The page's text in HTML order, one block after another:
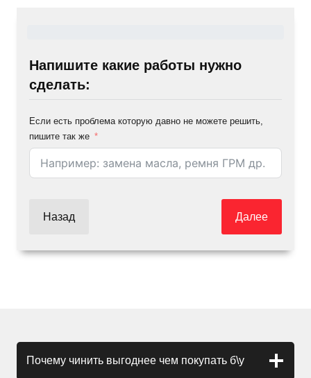
Напишите какие работы нужно
сделать:
Если есть проблема которую давно не можете решить,
пишите так же
Назад Далее
Почему чинить выгоднее чем покупать б\у